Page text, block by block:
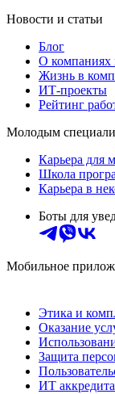
Новости и статьи
Блог
О компаниях
Жизнь в
ИТ-проекты
Рейтинг
Молодым
Карьера для
Школа
Карьера в
Боты для
Мобильное
Этика и
Оказание
Защита
ИТ